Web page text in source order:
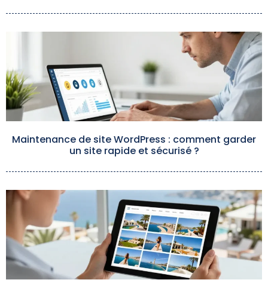
Maintenance de site WordPress : comment garder
un site rapide et sécurisé ?